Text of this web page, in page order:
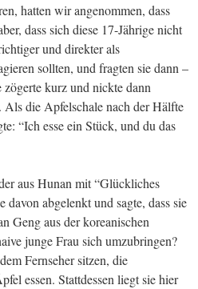
hatten wir angenommen, dass
dass sich diese 17-Jährige nicht
und direkter als
sollten, und fragten sie dann –
kurz und nickte dann
die Apfelschale nach der Hälfte
“Ich esse ein Stück, und du das
aus Hunan mit “Glückliches
abgelenkt und sagte, dass sie
Geng aus der koreanischen
junge Frau sich umzubringen?
Fernseher sitzen, die
essen. Stattdessen liegt sie hier